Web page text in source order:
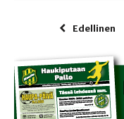
Edellinen